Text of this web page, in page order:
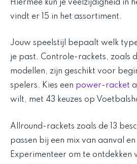
Hiermee kun je veelzijdigheid in
vindt er 15 in het assortiment.
Jouw speelstijl bepaalt welk
je past. Controle-rackets, zoals
modellen, zijn geschikt voor
spelers. Kies een power-racket
wilt, met 43 keuzes op
Allround-rackets zoals de 13
passen bij een mix van aanval
Experimenteer om te ontdekken